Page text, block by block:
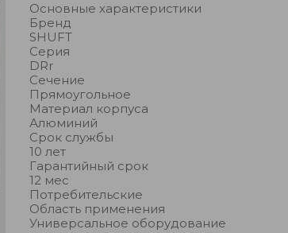
Основные характеристики
Бренд
SHUFT
Серия
DRr
Сечение
Прямоугольное
Материал корпуса
Алюминий
Срок службы
10 лет
Гарантийный срок
12 мес
Потребительские
Область применения
Универсальное оборудование